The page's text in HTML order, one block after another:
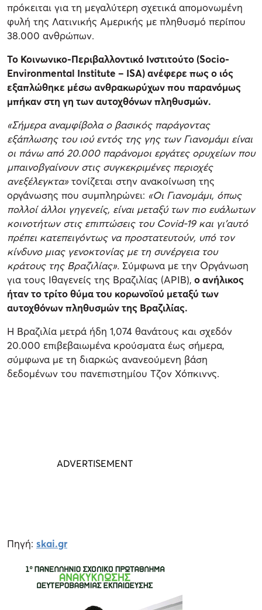
πρόκειται για τη μεγαλύτερη σχετικά απομονωμένη
φυλή της Λατινικής Αμερικής με πληθυσμό περίπου
38.000 ανθρώπων.
Το Κοινωνικο-Περιβαλλοντικό Ινστιτούτο (Socio-
Environmental Institute – ISA) ανέφερε πως ο ιός
εξαπλώθηκε μέσω ανθρακωρύχων που παρανόμως
μπήκαν στη γη των αυτοχθόνων πληθυσμών.
«Σήμερα αναμφίβολα ο βασικός παράγοντας
εξάπλωσης του ιού εντός της γης των Γιανομάμι είναι
οι πάνω από 20.000 παράνομοι εργάτες ορυχείων που
μπαινοβγαίνουν στις συγκεκριμένες περιοχές
ανεξέλεγκτα» τονίζεται στην ανακοίνωση της
οργάνωσης που συμπληρώνει: «Οι Γιανομάμι, όπως
πολλοί άλλοι γηγενείς, είναι μεταξύ των πιο ευάλωτων
κοινοτήτων στις επιπτώσεις του Covid-19 και γι’αυτό
πρέπει κατεπειγόντως να προστατευτούν, υπό τον
κίνδυνο μιας γενοκτονίας με τη συνέργεια του
κράτους της Βραζιλίας». Σύμφωνα με την Οργάνωση
για τους Ιθαγενείς της Βραζιλίας (ΑΡΙΒ), ο ανήλικος
ήταν το τρίτο θύμα του κορωνοϊού μεταξύ των
αυτοχθόνων πληθυσμών της Βραζιλίας.
Η Βραζιλία μετρά ήδη 1,074 θανάτους και σχεδόν
20.000 επιβεβαιωμένα κρούσματα έως σήμερα,
σύμφωνα με τη διαρκώς ανανεούμενη βάση
δεδομένων του πανεπιστημίου Τζον Χόπκιννς.
Πηγή: skai.gr